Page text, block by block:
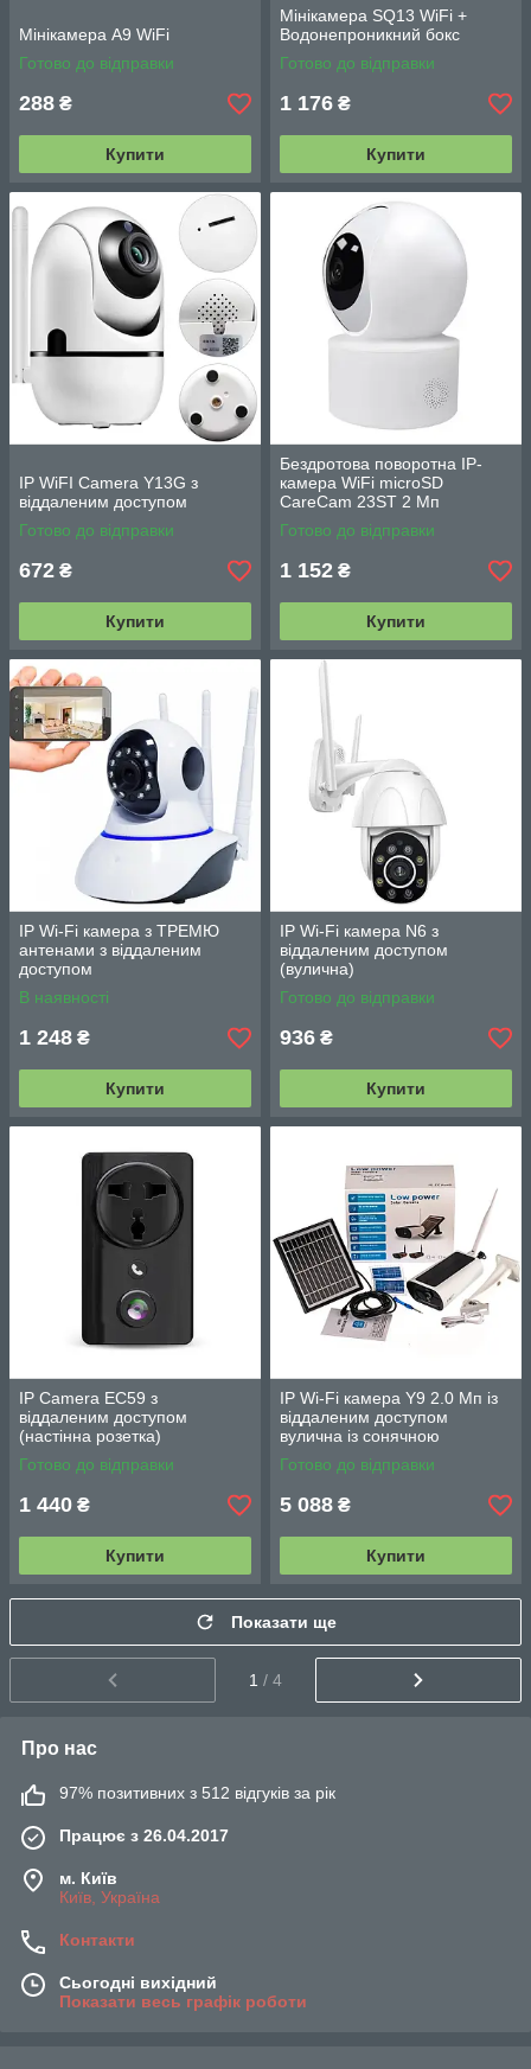
Мінікамера A9 WiFi
Готово до відправки
288 ₴
Купити
Мінікамера SQ13 WiFi +
Водонепроникний бокс
Готово до відправки
1 176 ₴
Купити
IP WiFI Camera Y13G з
віддаленим доступом
Готово до відправки
672 ₴
Купити
Бездротова поворотна IP-
камера WiFi microSD
CareCam 23ST 2 Мп
Готово до відправки
1 152 ₴
Купити
IP Wi-Fi камера з ТРЕМЮ
антенами з віддаленим
доступом
В наявності
1 248 ₴
Купити
IP Wi-Fi камера N6 з
віддаленим доступом
(вулична)
Готово до відправки
936 ₴
Купити
IP Camera EC59 з
віддаленим доступом
(настінна розетка)
Готово до відправки
1 440 ₴
Купити
IP Wi-Fi камера Y9 2.0 Мп із
віддаленим доступом
вулична із сонячною
панеллю
Готово до відправки
5 088 ₴
Купити
Показати ще
1 / 4
Про нас
97% позитивних з 512 відгуків за рік
Працює з 26.04.2017
м. Київ
Київ, Україна
Контакти
Сьогодні вихідний
Показати весь графік роботи